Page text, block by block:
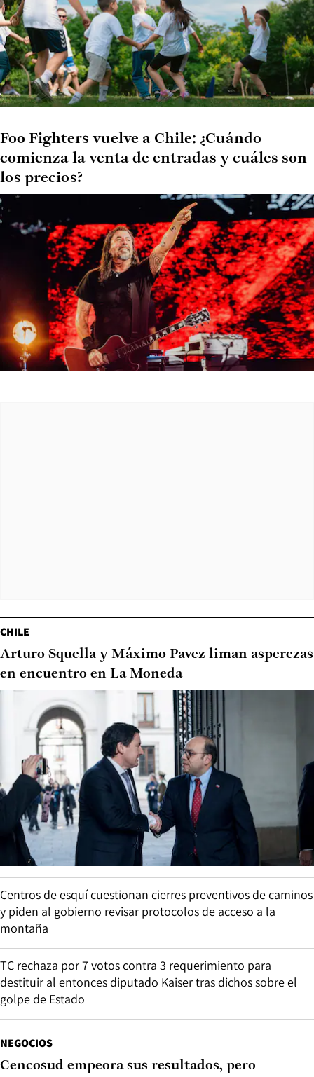
Foo Fighters vuelve a Chile: ¿Cuándo
comienza la venta de entradas y cuáles son
los precios?
CHILE
Arturo Squella y Máximo Pavez liman asperezas
en encuentro en La Moneda
Centros de esquí cuestionan cierres preventivos de caminos
y piden al gobierno revisar protocolos de acceso a la
montaña
TC rechaza por 7 votos contra 3 requerimiento para
destituir al entonces diputado Kaiser tras dichos sobre el
golpe de Estado
NEGOCIOS
Cencosud empeora sus resultados, pero